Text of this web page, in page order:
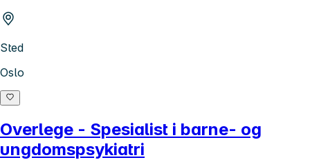
Sted
Oslo
Overlege - Spesialist i barne- og
ungdomspsykiatri